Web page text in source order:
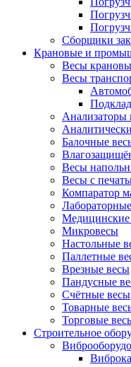
Сборщики
Крановые и
Весы
Весы
Анализаторы
Балочные
Весы
Весы с
Компаратор
Медицинские
Микровесы
Настольные
Паллетные
Врезные весы
Пандусные
Счётные весы
Товарные
Торговые
Строительное